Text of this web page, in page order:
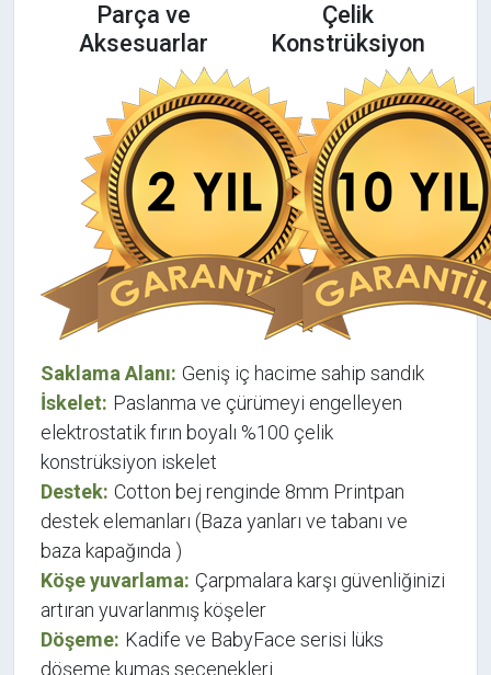
Parça ve
Aksesuarlar
Çelik
Konstrüksiyon
Saklama Alanı: Geniş iç hacime sahip sandık
İskelet: Paslanma ve çürümeyi engelleyen
elektrostatik fırın boyalı %100 çelik
konstrüksiyon iskelet
Destek: Cotton bej renginde 8mm Printpan
destek elemanları (Baza yanları ve tabanı ve
baza kapağında )
Köşe yuvarlama: Çarpmalara karşı güvenliğinizi
artıran yuvarlanmış köşeler
Döşeme: Kadife ve BabyFace serisi lüks
döşeme kumaş seçenekleri